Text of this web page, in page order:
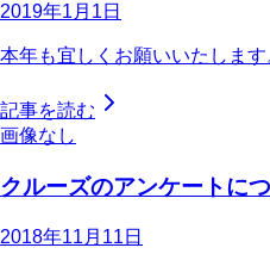
2019年1月1日
本年も宜しくお願いいたしま
記事を読む
画像なし
クルーズのアンケートに
2018年11月11日